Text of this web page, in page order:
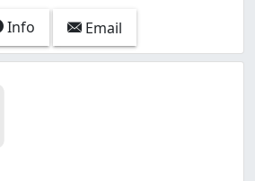
Info Email